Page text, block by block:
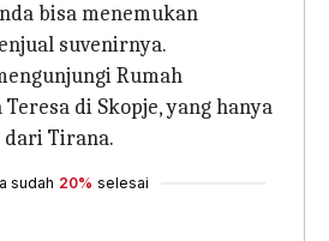
bisa menemukan
suvenirnya.
Rumah
di Skopje, yang hanya
Tirana.
sudah 20% selesai